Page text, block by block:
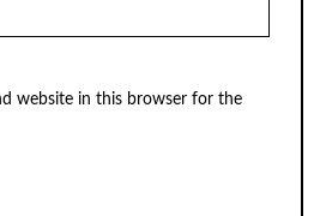
website in this browser for the